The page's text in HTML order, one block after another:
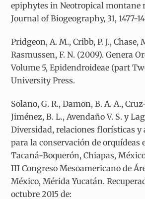
epiphytes in Neotropical montane
Journal of Biogeography, 31, 1477-
Pridgeon, A. M., Cribb, P. J., Chase,
Rasmussen, F. N. (2009). Genera
Volume 5, Epidendroideae (part
University Press.
Solano, G. R., Damon, B. A. A.,
Jiménez, B. L., Avendaño V. S. y
Diversidad, relaciones florísticas
para la conservación de orquídeas
Tacaná-Boquerón, Chiapas,
III Congreso Mesoamericano de
México, Mérida Yucatán.
octubre 2015 de: